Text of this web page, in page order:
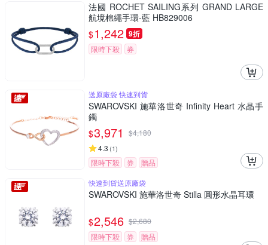
法國 ROCHET SAILING系列 GRAND LARGE
航境棉繩手環-藍 HB829006
$1,242 9折
限時下殺 券
送原廠袋 快速到貨
SWAROVSKI 施華洛世奇 Infinity Heart 水晶手
鐲
$3,971 $4,180
4.3 (1)
限時下殺 券
贈品
快速到貨送原廠袋
SWAROVSKI 施華洛世奇 Stilla 圓形水晶耳環
$2,546 $2,680
限時下殺
券 贈品